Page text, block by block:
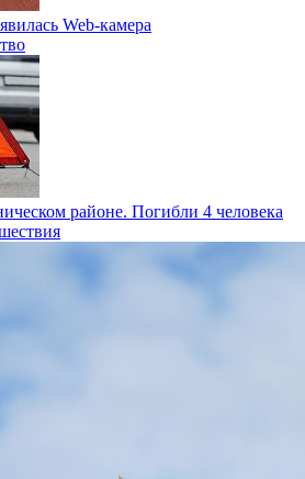
Web-камера
районе. Погибли 4 человека